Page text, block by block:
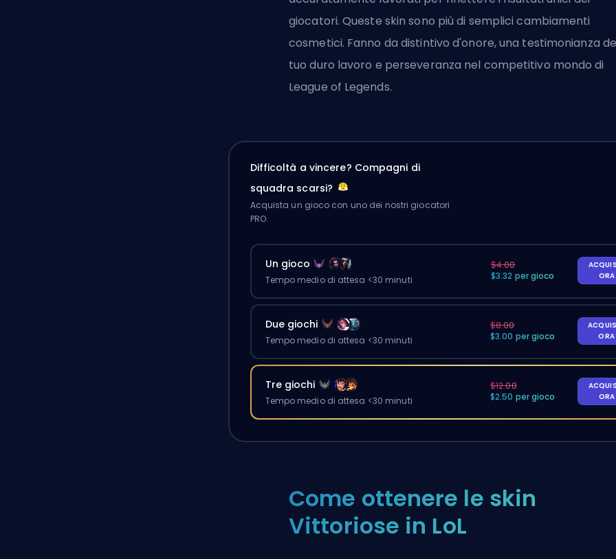
giocatori. Queste skin sono più di semplici cambiamenti
cosmetici. Fanno da distintivo d'onore, una testimonianza
tuo duro lavoro e perseveranza nel competitivo mondo di
League of Legends.
Difficoltà a vincere? Compagni di
squadra scarsi?
Acquista un gioco con uno dei nostri giocatori
PRO.
Un gioco
Tempo medio di attesa <30 minuti
$4.00
$3.32 per gioco
ORA
Due giochi
Tempo medio di attesa <30 minuti
$8.00
$3.00 per gioco
ORA
Tre giochi
Tempo medio di attesa <30 minuti
$12.00
$2.50 per gioco
ORA
Come ottenere le skin
Vittoriose in LoL